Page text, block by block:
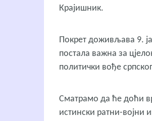
Крајишник.
Покрет доживљава 9.
постала важна за
политички вође
Сматрамо да ће доћи
истински ратни-војни